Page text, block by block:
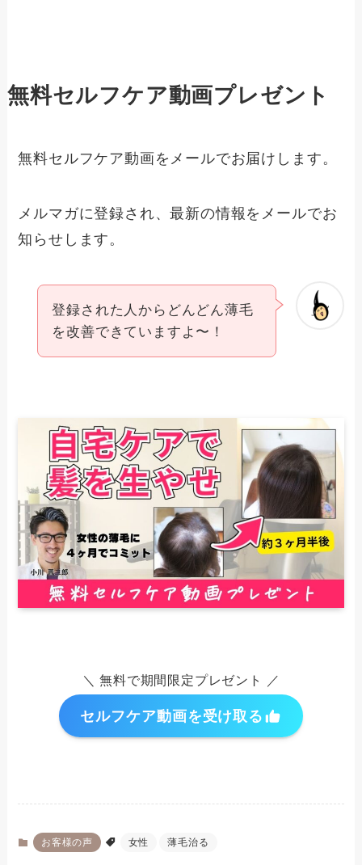
無料セルフケア動画プレゼント
無料セルフケア動画をメールでお届けします。
メルマガに登録され、最新の情報をメールでお
知らせします。
登録された人からどんどん薄毛
を改善できていますよ〜！
＼ 無料で期間限定プレゼント ／
セルフケア動画を受け取る
お客様の声 女性 薄毛治る